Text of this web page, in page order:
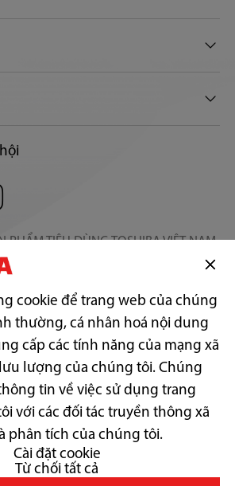
PHẨM TIÊU DÙNG TOSHIBA VIỆT NAM
15, Khu phố 13, Phường Linh Xuân,
Tòa nhà Centec Tower, 72-74 Nguyễn
Hòa, Thành phố Hồ Chí Minh.
| Fax: (+84)-028-38.242.817
Sở Kế hoạch & Đầu tư Tp. Hồ Chí Minh cấp
Vietnam Consumer Products Co., Ltd., All
phẩm thải bỏ
cookie để trang web của chúng
thường, cá nhân hoá nội dung
cấp các tính năng của mạng xã
lượng của chúng tôi. Chúng
tin về việc sử dụng trang
với các đối tác truyền thông xã
phân tích của chúng tôi.
Cài đặt cookie
Từ chối tất cả